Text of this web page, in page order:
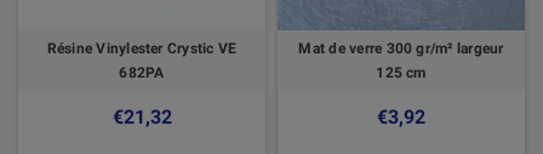
Résine Vinylester Crystic VE
682PA
€21,32
Mat de verre 300 gr/m² largeur
125 cm
€3,92